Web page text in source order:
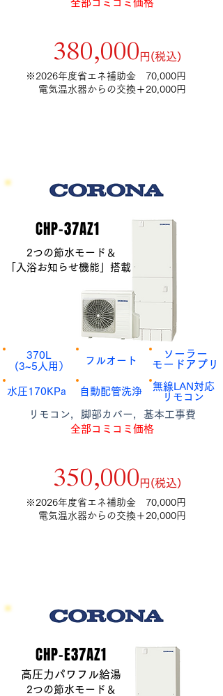
全部コミコミ価格
​380,000 ​円(税込)
​※2026年度省エネ補助金 70,000円
電気温水器からの交換＋20,000円
​CHP-37AZ1
​ 2つの節水モード＆
「入浴お知らせ機能」搭載
​370L
​(3~5人用）
​フルオート
​ソーラー
​モードアプリ
​水圧170KPa ​自動配管洗浄
​無線LAN対応
​リモコン
​リモコン，脚部カバー，基本工事費
全部コミコミ価格
​350,000 ​円(税込)
​※2026年度省エネ補助金 70,000円
電気温水器からの交換＋20,000円
​CHP-E37AZ1
​ 2つの節水モード＆
​高圧力パワフル給湯